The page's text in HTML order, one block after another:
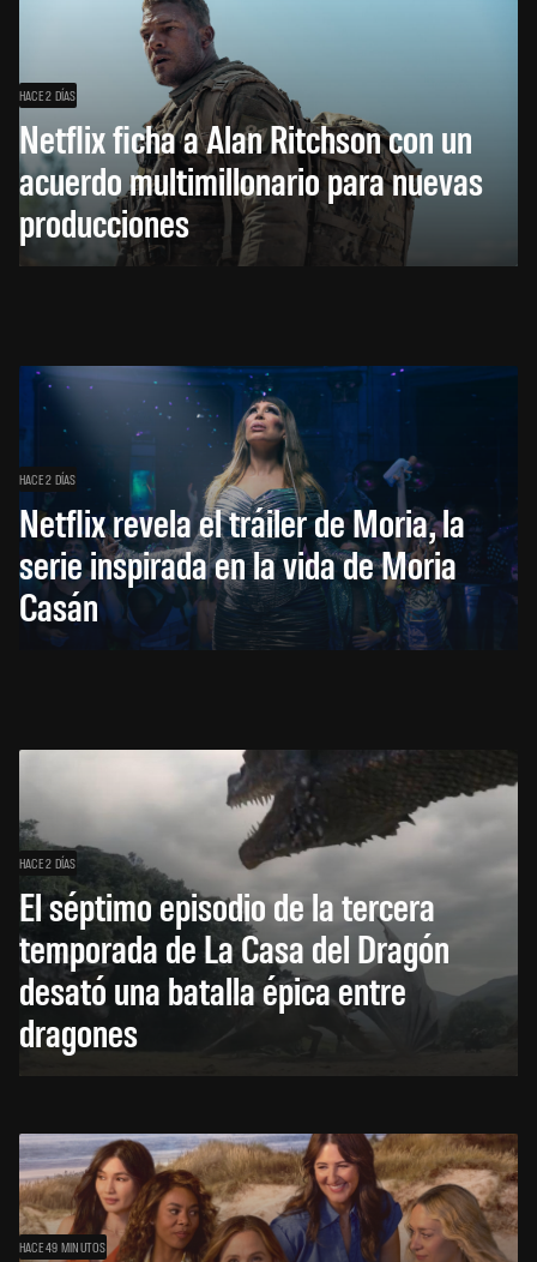
HACE 2 DÍAS
Netflix ficha a Alan Ritchson con un
acuerdo multimillonario para nuevas
producciones
HACE 2 DÍAS
Netflix revela el tráiler de Moria, la
serie inspirada en la vida de Moria
Casán
HACE 2 DÍAS
El séptimo episodio de la tercera
temporada de La Casa del Dragón
desató una batalla épica entre
dragones
HACE 49 MINUTOS